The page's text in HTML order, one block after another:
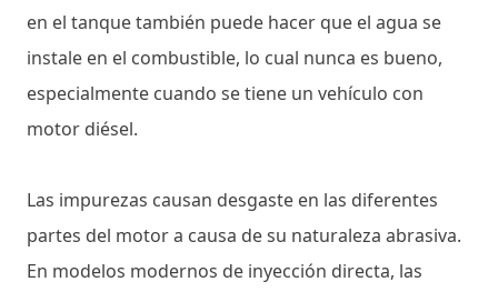
en el tanque también puede hacer que el agua se
instale en el combustible, lo cual nunca es bueno,
especialmente cuando se tiene un vehículo con
motor diésel.
Las impurezas causan desgaste en las diferentes
partes del motor a causa de su naturaleza abrasiva.
En modelos modernos de inyección directa, las